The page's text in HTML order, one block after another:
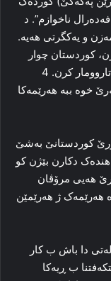
ناخوازم”. د
و یه‌کگرتی هه‌یه‌.
کوردستان چوار
پارچه‌ یه‌، کورد د وه‌لاتێن خوه‌ دا‌ ژ هه‌ڤ هاتنه‌ تاروومار کرن. 4
خوه‌ ببه‌ هه‌رێمەكا
کوردستانێ به‌شێ
دکارن بێژن كو
هه‌یی مرۆڤان
هه‌رێمه‌ک ژ هه‌رێمێن
دا‌ باش ب کار
ب ڕیه‌کا‌